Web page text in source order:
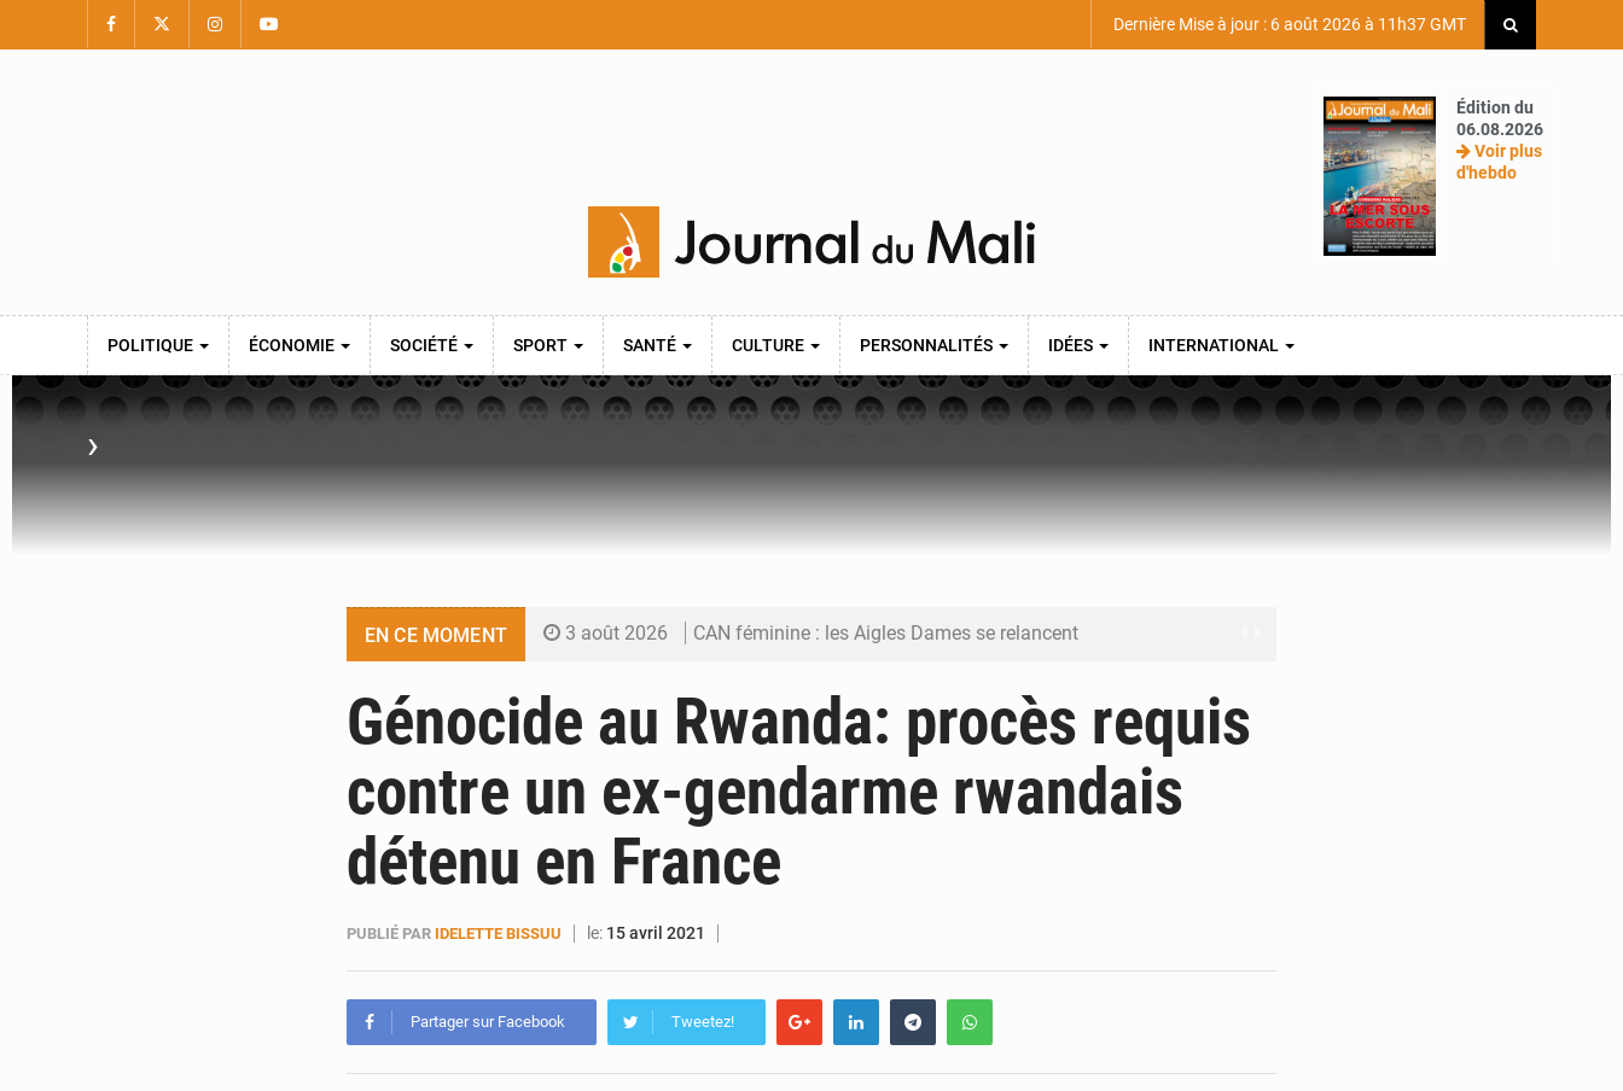
Dernière Mise à jour : 6 août 2026 à 11h37 GMT
Édition du
06.08.2026
Voir plus
d'hebdo
POLITIQUE ÉCONOMIE SOCIÉTÉ SPORT SANTÉ CULTURE PERSONNALITÉS IDÉES INTERNATIONAL
›
EN CE MOMENT 3 août 2026 CAN féminine : les Aigles Dames se relancent
3 août 2026 Hivernage : l’anticipation des crues à l’épreuve
3 août 2026 Mobilité étudiante : une présence africaine en hausse dans les universités russes
3 août 2026 Emploi des jeunes au Mali : des compétences encore difficiles à valoriser
Génocide au Rwanda: procès requis
contre un ex-gendarme rwandais
détenu en France
PUBLIÉ PAR IDELETTE BISSUU le: 15 avril 2021
Partager sur Facebook Tweetez!